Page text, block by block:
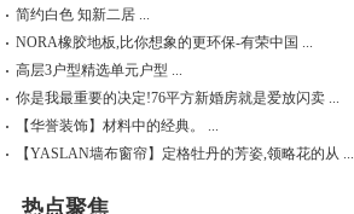
简约白色 知新二居 ...
NORA橡胶地板,比你想象的更环保-有荣中国 ...
高层3户型精选单元户型 ...
你是我最重要的决定!76平方新婚房就是爱放闪卖 ...
【华誉装饰】材料中的经典。 ...
【YASLAN墙布窗帘】定格牡丹的芳姿,领略花的从 ...
热点聚焦